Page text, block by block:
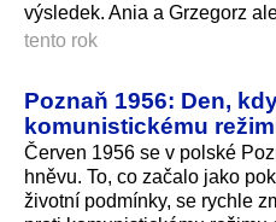
výsledek. Ania a Grzegorz
tento rok
Poznaň 1956: Den,
komunistickému
Červen 1956 se v polské
hněvu. To, co začalo jako
životní podmínky, se rychle